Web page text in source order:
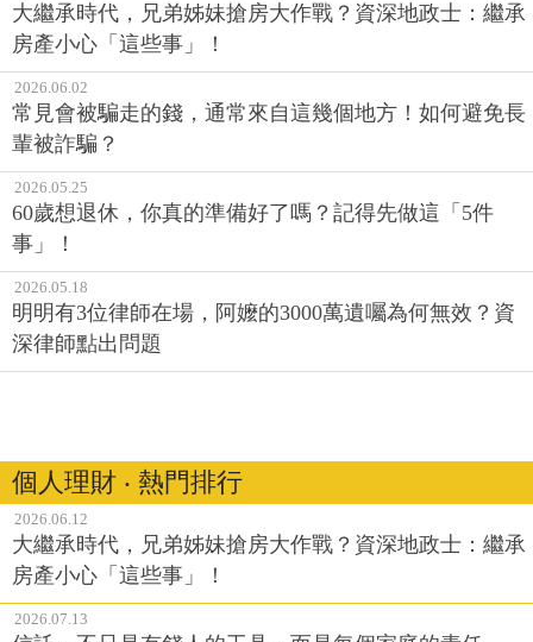
2026.06.02
常見會被騙走的錢，通常來自這幾個地方！如何避免長
輩被詐騙？
2026.05.25
60歲想退休，你真的準備好了嗎？記得先做這「5件
事」！
2026.05.18
明明有3位律師在場，阿嬤的3000萬遺囑為何無效？資
深律師點出問題
2026.06.12
大繼承時代，兄弟姊妹搶房大作戰？資深地政士：繼承
房產小心「這些事」！
2026.07.13
信託，不只是有錢人的工具，而是每個家庭的責任
2026.05.25